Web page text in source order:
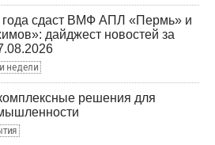
сдаст ВМФ АПЛ «Пермь» и
дайджест новостей за
недели
решения для